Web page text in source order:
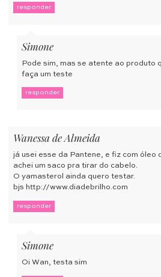
responder
Simone
Pode sim, mas se atente ao produto
faça um teste
responder
Wanessa de Almeida
já usei esse da Pantene, e fiz com óleo
achei um saco pra tirar do cabelo.
O yamasterol ainda quero testar.
bjs http://www.diadebrilho.com
responder
Simone
Oi Wan, testa sim